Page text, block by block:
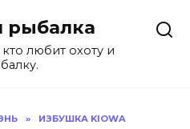
рыбалка
любит охоту и
» ИЗБУШКА KIOWA